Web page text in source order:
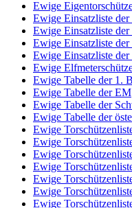
Ewige
Ewige Einsatzliste der
Ewige Einsatzliste
Ewige Einsatzliste
Ewige Einsatzliste der
Ewige
Ewige Tabelle der 1.
Ewige Tabelle der EM
Ewige Tabelle der
Ewige Tabelle der
Ewige
Ewige
Ewige
Ewige
Ewige
Ewige
Ewige